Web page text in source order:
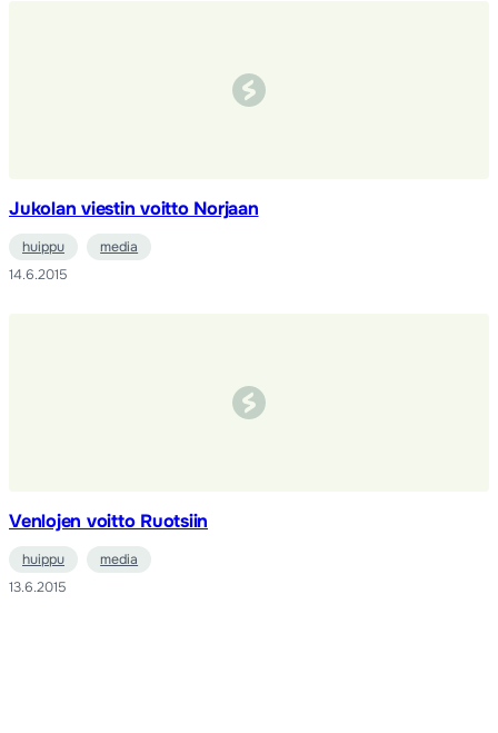
Jukolan viestin voitto Norjaan
huippu
media
14.6.2015
Venlojen voitto Ruotsiin
huippu
media
13.6.2015